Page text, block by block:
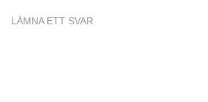
LÄMNA ETT SVAR